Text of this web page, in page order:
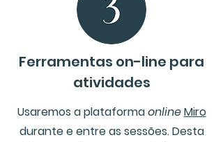
Ferramentas on-line para
atividades
Usaremos a plataformaonlineMiro
durante e entre as sessões. Desta